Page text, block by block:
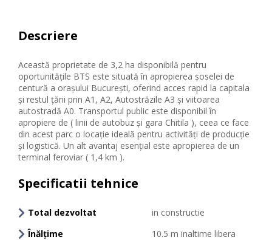
Descriere
Această proprietate de 3,2 ha disponibilă pentru
oportunitățile BTS este situată în apropierea șoselei de
centură a orașului București, oferind acces rapid la capitala
și restul țării prin A1, A2, Autostrăzile A3 și viitoarea
autostradă A0. Transportul public este disponibil în
apropiere de ( linii de autobuz și gara Chitila ), ceea ce face
din acest parc o locație ideală pentru activități de producție
și logistică. Un alt avantaj esențial este apropierea de un
terminal feroviar ( 1,4 km ).
Specificatii tehnice
Total dezvoltat
in constructie
Înălțime
10.5 m inaltime libera